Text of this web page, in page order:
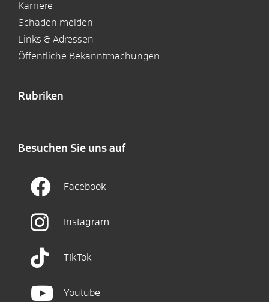
Karriere
Schaden melden
Links & Adressen
Öffentliche Bekanntmachungen
Rubriken
Besuchen Sie uns auf
Facebook
Instagram
TikTok
Youtube